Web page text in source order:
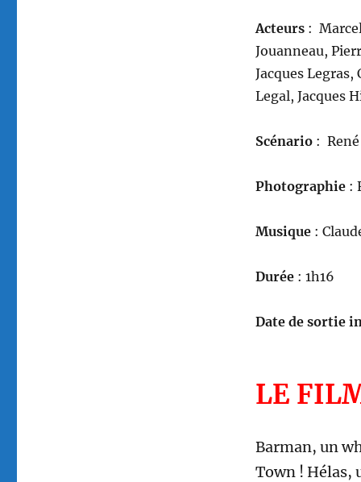
Acteurs: Marcel
Jouanneau,
Jacques Legras,
Legal, Jacques
Scénario:
Photographie:
Musique :
Durée: 1h16
Date de sortie
LE
Barman, un
Town ! Hélas,